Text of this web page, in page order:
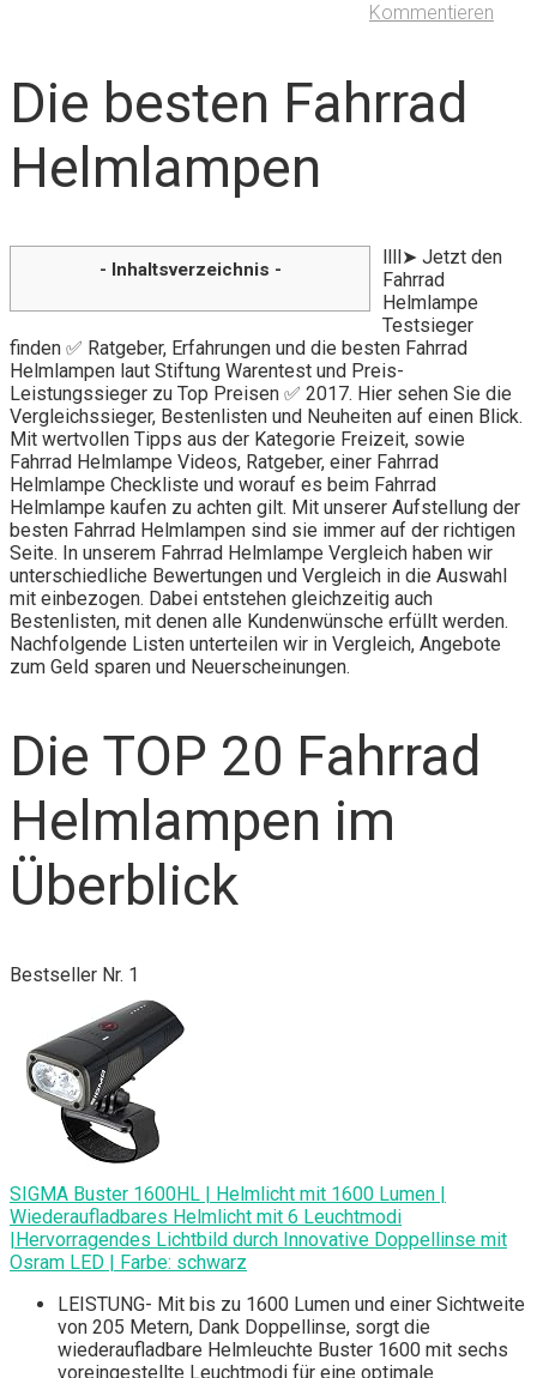
Kommentieren
Die besten Fahrrad
Helmlampen
- Inhaltsverzeichnis -
llll➤ Jetzt den
Fahrrad
Helmlampe
Testsieger
finden ✅ Ratgeber, Erfahrungen und die besten Fahrrad
Helmlampen laut Stiftung Warentest und Preis-
Leistungssieger zu Top Preisen ✅ 2017. Hier sehen Sie die
Vergleichssieger, Bestenlisten und Neuheiten auf einen Blick.
Mit wertvollen Tipps aus der Kategorie Freizeit, sowie
Fahrrad Helmlampe Videos, Ratgeber, einer Fahrrad
Helmlampe Checkliste und worauf es beim Fahrrad
Helmlampe kaufen zu achten gilt. Mit unserer Aufstellung der
besten Fahrrad Helmlampen sind sie immer auf der richtigen
Seite. In unserem Fahrrad Helmlampe Vergleich haben wir
unterschiedliche Bewertungen und Vergleich in die Auswahl
mit einbezogen. Dabei entstehen gleichzeitig auch
Bestenlisten, mit denen alle Kundenwünsche erfüllt werden.
Nachfolgende Listen unterteilen wir in Vergleich, Angebote
zum Geld sparen und Neuerscheinungen.
Die TOP 20 Fahrrad
Helmlampen im
Überblick
Bestseller Nr. 1
SIGMA Buster 1600HL | Helmlicht mit 1600 Lumen |
Wiederaufladbares Helmlicht mit 6 Leuchtmodi
|Hervorragendes Lichtbild durch Innovative Doppellinse mit
Osram LED | Farbe: schwarz
LEISTUNG- Mit bis zu 1600 Lumen und einer Sichtweite
von 205 Metern, Dank Doppellinse, sorgt die
wiederaufladbare Helmleuchte Buster 1600 mit sechs
voreingestellte Leuchtmodi für eine optimale